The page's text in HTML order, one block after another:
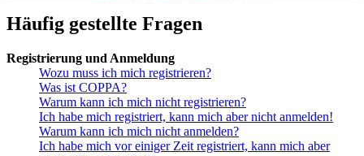
Häufig gestellte Fragen
Registrierung und Anmeldung
Wozu muss ich mich registrieren?
Was ist COPPA?
Warum kann ich mich nicht registrieren?
Ich habe mich registriert, kann mich aber nicht anmelden!
Warum kann ich mich nicht anmelden?
Ich habe mich vor einiger Zeit registriert, kann mich aber